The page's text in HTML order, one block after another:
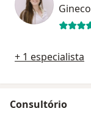
+ 1 especialista
Consultório